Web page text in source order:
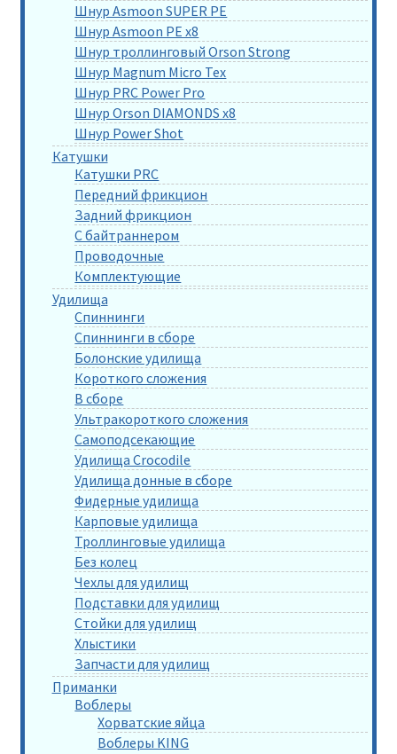
Шнур Asmoon SUPER PE
Шнур Asmoon PE x8
Шнур троллинговый Orson Strong
Шнур Magnum Micro Tex
Шнур PRC Power Pro
Шнур Orson DIAMONDS x8
Шнур Power Shot
Катушки
Катушки PRC
Передний фрикцион
Задний фрикцион
С байтраннером
Проводочные
Комплектующие
Удилища
Спиннинги
Спиннинги в сборе
Болонские удилища
Короткого сложения
В сборе
Ультракороткого сложения
Самоподсекающие
Удилища Crocodile
Удилища донные в сборе
Фидерные удилища
Карповые удилища
Троллинговые удилища
Без колец
Чехлы для удилищ
Подставки для удилищ
Стойки для удилищ
Хлыстики
Запчасти для удилищ
Приманки
Воблеры
Хорватские яйца
Воблеры KING